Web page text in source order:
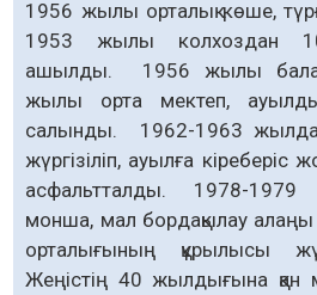
1956 жылы орталық көше,
1953 жылы колхоздан
ашылды. 1956 жылы
жылы орта мектеп,
салынды. 1962-1963
жүргізіліп, ауылға кіреберіс
асфальтталды. 1978-
монша, мал бордақылау алаңы
орталығының құрылысы
Жеңістің 40 жылдығына қан